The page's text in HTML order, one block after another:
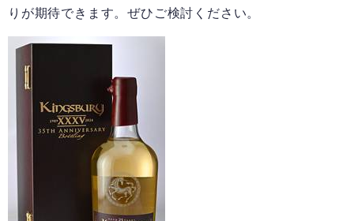
りが期待できます。ぜひご検討ください。